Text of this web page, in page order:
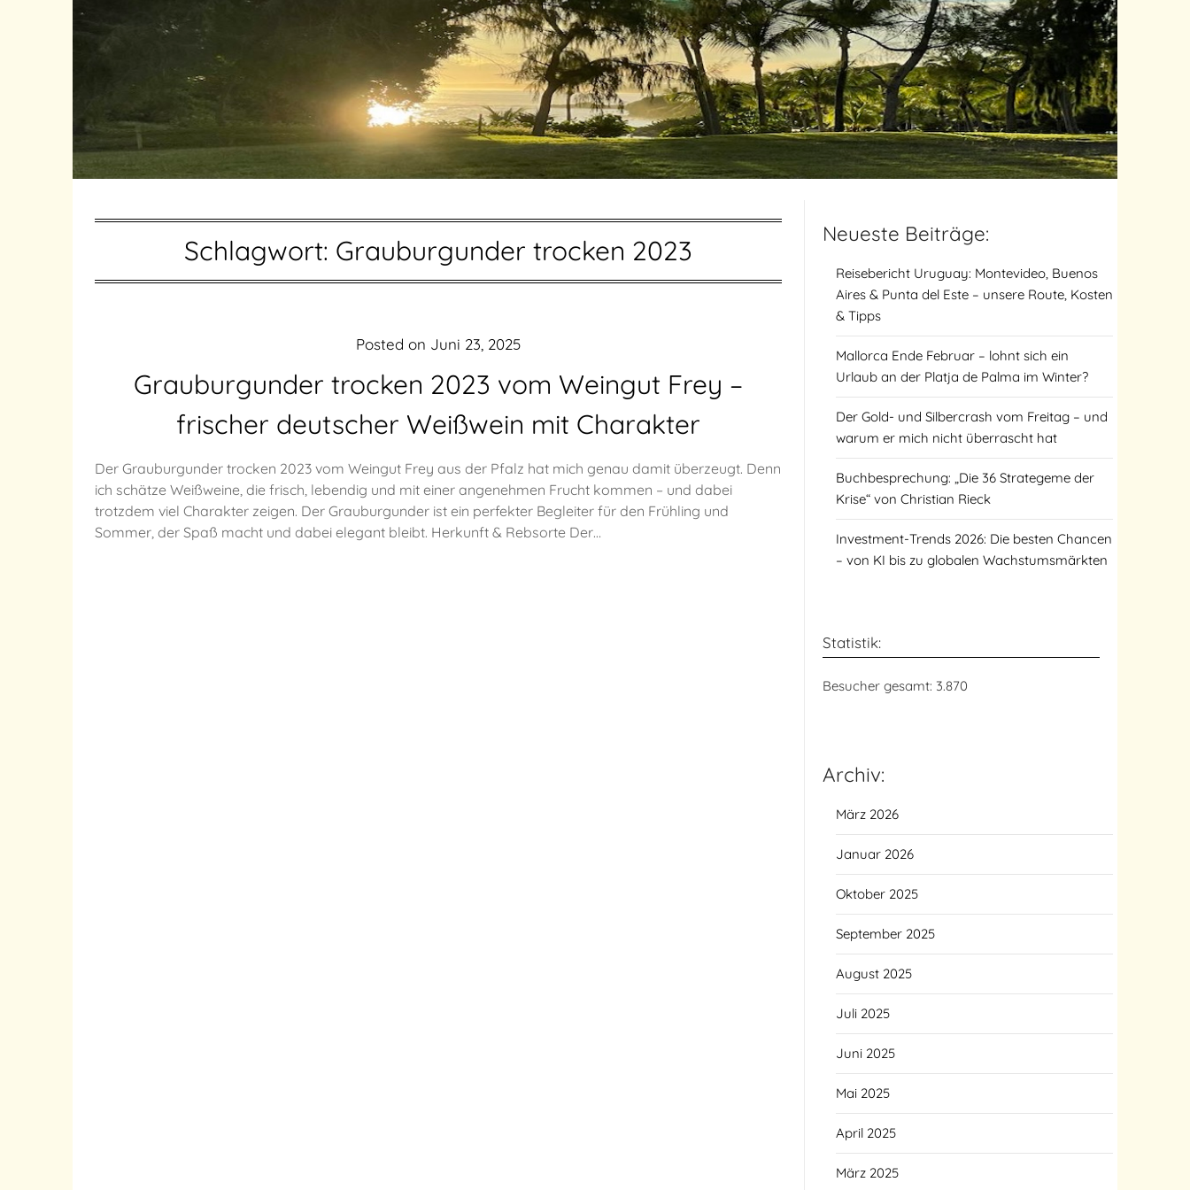
Schlagwort: Grauburgunder trocken 2023
Grauburgunder trocken 2023 vom Weingut Frey –
frischer deutscher Weißwein mit Charakter
Posted on Juni 23, 2025
Der Grauburgunder trocken 2023 vom Weingut Frey aus der Pfalz hat mich genau damit überzeugt. Denn
ich schätze Weißweine, die frisch, lebendig und mit einer angenehmen Frucht kommen – und dabei
trotzdem viel Charakter zeigen. Der Grauburgunder ist ein perfekter Begleiter für den Frühling und
Sommer, der Spaß macht und dabei elegant bleibt. Herkunft & Rebsorte Der…
Neueste Beiträge:
Reisebericht Uruguay: Montevideo, Buenos
Aires & Punta del Este – unsere Route, Kosten
& Tipps
Mallorca Ende Februar – lohnt sich ein
Urlaub an der Platja de Palma im Winter?
Der Gold- und Silbercrash vom Freitag – und
warum er mich nicht überrascht hat
Buchbesprechung: „Die 36 Strategeme der
Krise“ von Christian Rieck
Investment-Trends 2026: Die besten Chancen
– von KI bis zu globalen Wachstumsmärkten
Statistik:
Besucher gesamt: 3.870
Archiv:
März 2026
Januar 2026
Oktober 2025
September 2025
August 2025
Juli 2025
Juni 2025
Mai 2025
April 2025
März 2025